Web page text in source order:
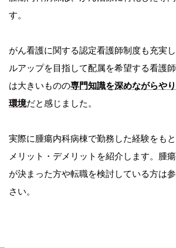
す。
がん看護に関する認定看護師制度も充実
ルアップを目指して配属を希望する看護
は大きいものの専門知識を深めながらや
環境だと感じました。
実際に腫瘍内科病棟で勤務した経験をも
メリット・デメリットを紹介します。腫
が決まった方や転職を検討している方は
さい。